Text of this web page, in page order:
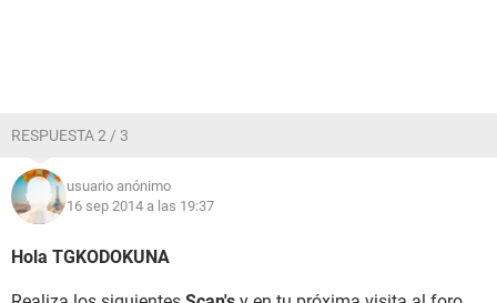
RESPUESTA 2 / 3
usuario anónimo
16 sep 2014 a las 19:37
Hola TGKODOKUNA